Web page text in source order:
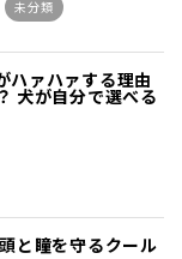
未分類
ハァハァする理由
犬が自分で選べる
と瞳を守るクール